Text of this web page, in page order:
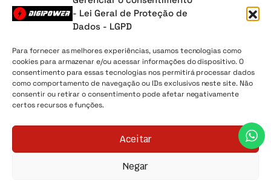
- Lei Geral de Proteção de
Dados - LGPD
Para fornecer as melhores experiências, usamos tecnologias como
cookies para armazenar e/ou acessar informações do dispositivo. O
consentimento para essas tecnologias nos permitirá processar dados
como comportamento de navegação ou IDs exclusivos neste site. Não
consentir ou retirar o consentimento pode afetar negativamente
certos recursos e funções.
Aceitar
Negar
Sobre Nós Minha Conta Envio Lista de desejos
Digipower® - 2026 Todos os direitos reservados. CNPJ
04.225.147/0001-30